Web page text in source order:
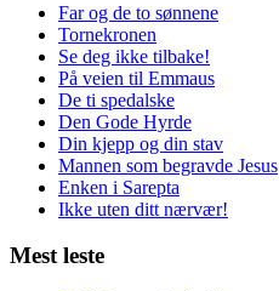
Far og de to sønnene
Tornekronen
Se deg ikke tilbake!
På veien til Emmaus
De ti spedalske
Den Gode Hyrde
Din kjepp og din stav
Mannen som begravde Jesus
Enken i Sarepta
Ikke uten ditt nærvær!
Mest leste